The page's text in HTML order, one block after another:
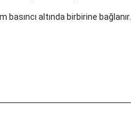
altında birbirine